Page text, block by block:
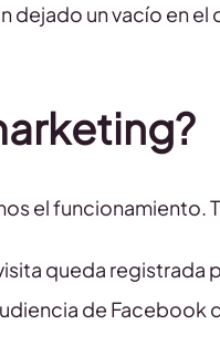
dejado un vacío en el
el funcionamiento.
queda registrada
de Facebook